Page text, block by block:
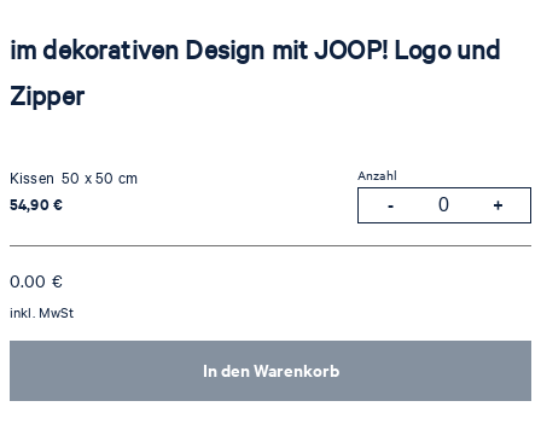
im dekorativen Design mit JOOP! Logo und
Zipper
Kissen 50 x 50 cm
54,90 €
Anzahl
In den Warenkorb
0.00 €
inkl. MwSt